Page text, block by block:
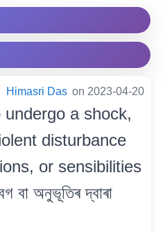
Himasri Das on 2023-04-20
undergo a shock,
disturbance
or sensibilities
বা অনুভূতিৰ দ্বাৰা